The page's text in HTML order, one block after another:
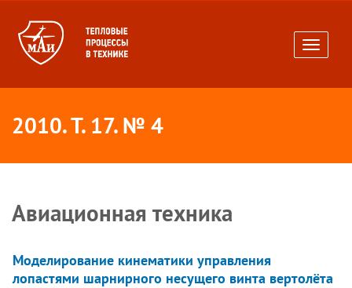
Toggle
2010. Т. 17. № 4
Авиационная техника
Моделирование кинематики управления
лопастями шарнирного несущего винта вертолёта